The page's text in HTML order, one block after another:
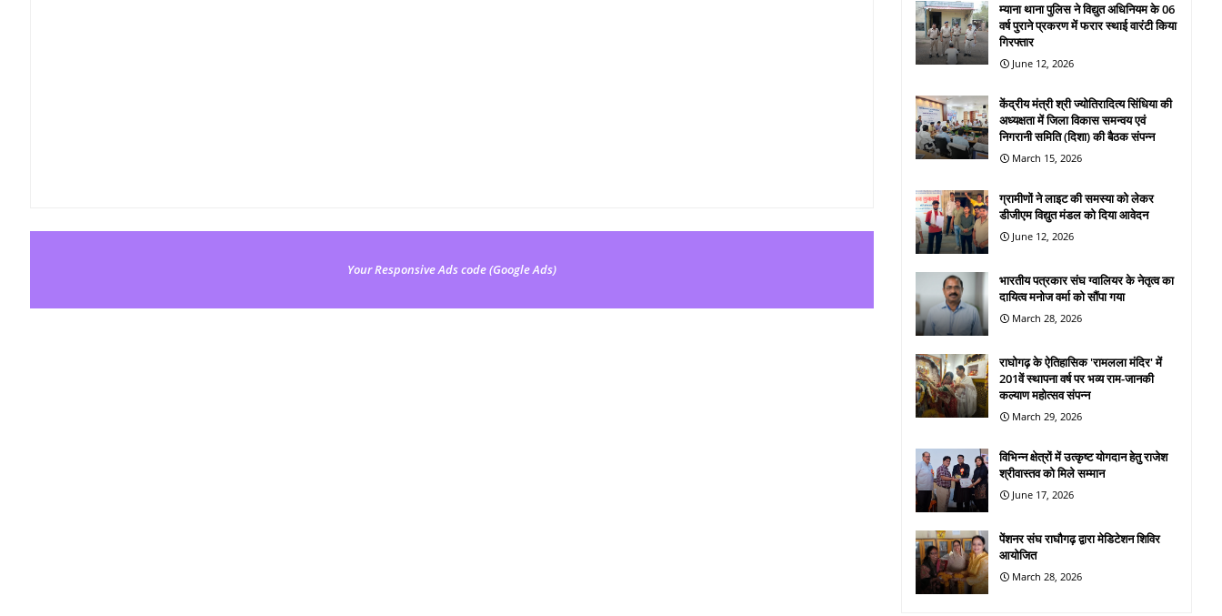
Your Responsive Ads code (Google Ads)
म्याना थाना पुलिस ने विद्युत अधिनियम के 06
वर्ष पुराने प्रकरण में फरार स्थाई वारंटी किया
गिरफ्तार
June 12, 2026
केंद्रीय मंत्री श्री ज्योतिरादित्य सिंधिया की
अध्यक्षता में जिला विकास समन्वय एवं
निगरानी समिति (दिशा) की बैठक संपन्न
March 15, 2026
ग्रामीणों ने लाइट की समस्या को लेकर
डीजीएम विद्युत मंडल को दिया आवेदन
June 12, 2026
भारतीय पत्रकार संघ ग्वालियर के नेतृत्व का
दायित्व मनोज वर्मा को सौंपा गया
March 28, 2026
राघोगढ़ के ऐतिहासिक 'रामलला मंदिर' में
201वें स्थापना वर्ष पर भव्य राम-जानकी
कल्याण महोत्सव संपन्न
March 29, 2026
विभिन्न क्षेत्रों में उत्कृष्ट योगदान हेतु राजेश
श्रीवास्तव को मिले सम्मान
June 17, 2026
पेंशनर संघ राघौगढ़ द्वारा मेडिटेशन शिविर
आयोजित
March 28, 2026